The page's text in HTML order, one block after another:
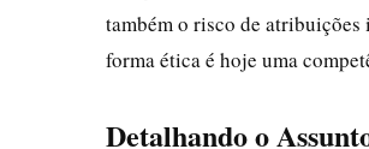
também o risco de
forma ética é hoje uma
Detalhando o